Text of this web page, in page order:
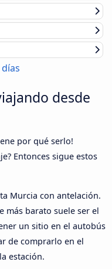
desde
por qué serlo!
Entonces sigue estos
Murcia con antelación.
más barato suele ser el
un sitio en el autobús
de comprarlo en el
estación.